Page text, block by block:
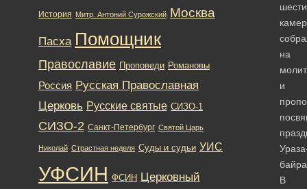
шести
камер
на
и
В
История Митр. Антоний Сурожский Москва
Пасха Помощник
Православие Проповеди Романовы
Россия Русская Православная
Церковь Русские святые СИЗО-1
СИЗО-2 Санкт-Петербург Святой Царь
Николай Страстная неделя Суды и судьи УИС
УФСИН ФСИН Церковный